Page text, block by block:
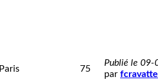
Paris 75
Publié le 09-
par fcravatte